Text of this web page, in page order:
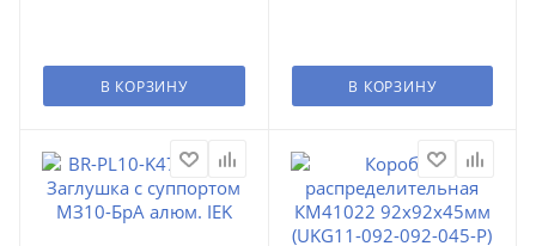
В КОРЗИНУ В КОРЗИНУ